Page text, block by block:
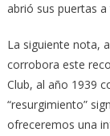
abrió sus puertas
La siguiente nota,
corrobora este
Club, al año 1939
“resurgimiento”
ofreceremos una